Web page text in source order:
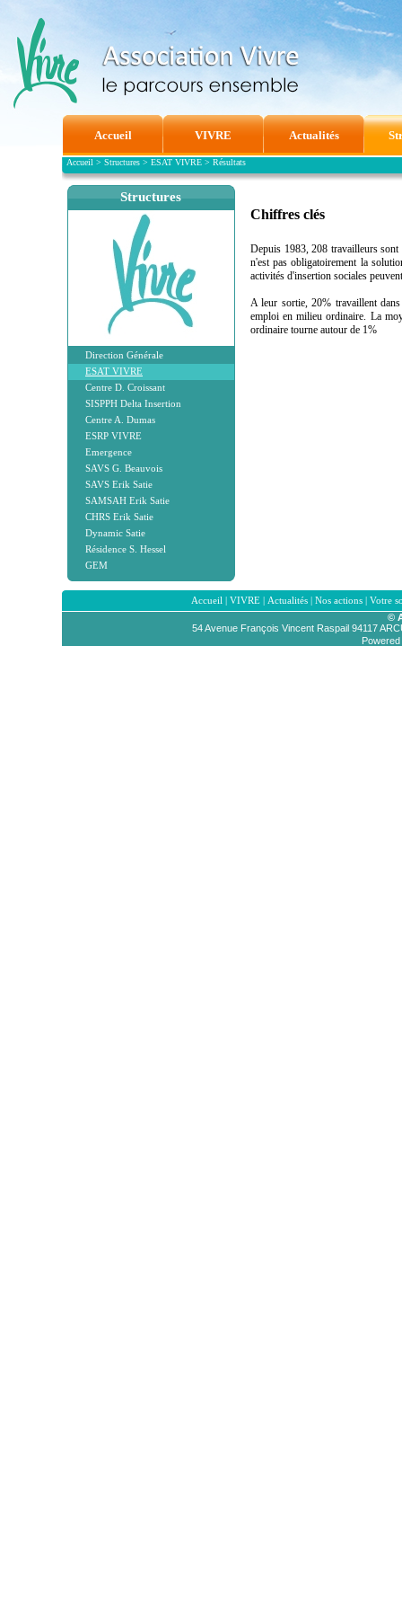
Accueil VIVRE Actualités
Accueil >Structures >ESAT VIVRE >Résultats
Structures
Direction Générale
ESAT VIVRE
Centre D. Croissant
SISPPH Delta Insertion
Centre A. Dumas
ESRP VIVRE
Emergence
SAVS G. Beauvois
SAVS Erik Satie
SAMSAH Erik Satie
CHRS Erik Satie
Dynamic Satie
Résidence S. Hessel
GEM
Chiffres clés
Depuis 1983, 208 travailleurs
n'est pas obligatoirement la
activités d'insertion sociales
A leur sortie, 20% travaillent
emploi en milieu ordinaire. La
ordinaire tourne autour de 1%
Accueil |VIVRE | Actualités |Nos actions |Votre
©
54 Avenue François Vincent Raspail 94117